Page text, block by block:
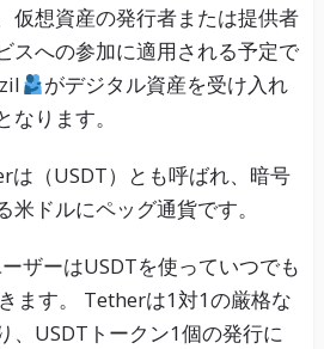
仮想資産の発行者または提供者
スへの参加に適用される予定で
がデジタル資産を受け入れ
ります。
（USDT）とも呼ばれ、暗号
ドルにペッグ通貨です。
ザーはUSDTを使っていつでも
ます。 Tetherは1対1の厳格な
、USDTトークン1個の発行に